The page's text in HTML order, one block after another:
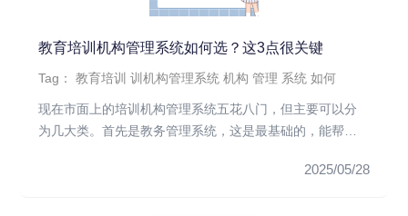
教育培训机构管理系统如何选？这3点很关键
Tag：教育培训 训机构管理系统 机构 管理 系统 如何
现在市面上的培训机构管理系统五花八门，但主要可以分
为几大类。首先是教务管理系统，这是最基础的，能帮你
2025/05/28